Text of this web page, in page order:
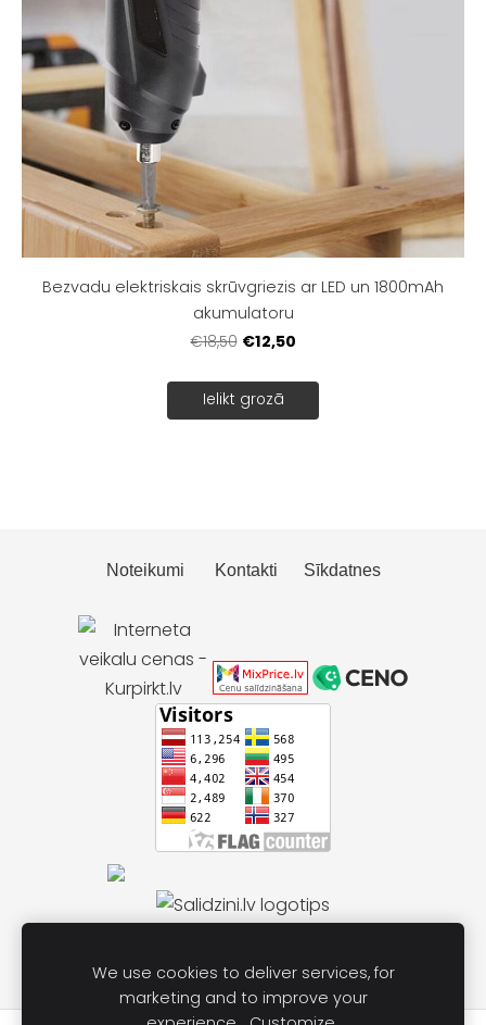
Bezvadu elektriskais skrūvgriezis ar LED un 1800mAh
akumulatoru
€18,50 €12,50
Ielikt grozā
Noteikumi Kontakti Sīkdatnes
We use cookies to deliver services, for
marketing and to improve your